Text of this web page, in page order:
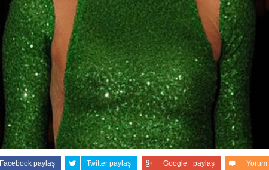
Facebook paylaş Twitter paylaş Google+ paylaş Yorum